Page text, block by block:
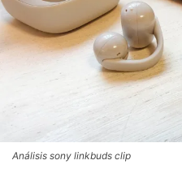
Análisis sony linkbuds clip